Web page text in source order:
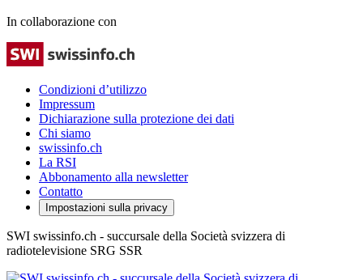
In collaborazione con
Condizioni d’utilizzo
Impressum
Dichiarazione sulla protezione dei dati
Chi siamo
swissinfo.ch
La RSI
Abbonamento alla newsletter
Contatto
Impostazioni sulla privacy
SWI swissinfo.ch - succursale della Società svizzera di
radiotelevisione SRG SSR